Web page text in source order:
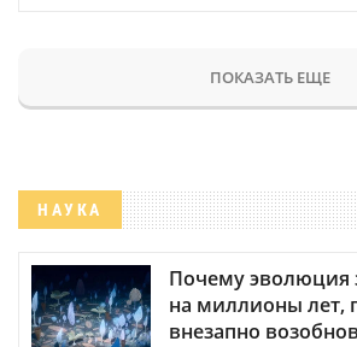
ПОКАЗАТЬ ЕЩЕ
НАУКА
Почему эволюция
на миллионы лет,
внезапно